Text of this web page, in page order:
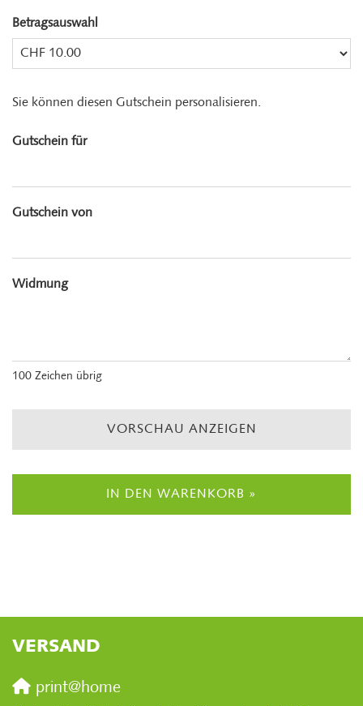
Betragsauswahl
Sie können diesen Gutschein personalisieren.
Gutschein für
Gutschein von
Widmung
100 Zeichen übrig
VORSCHAU ANZEIGEN
IN DEN WARENKORB »
VERSAND
print@home